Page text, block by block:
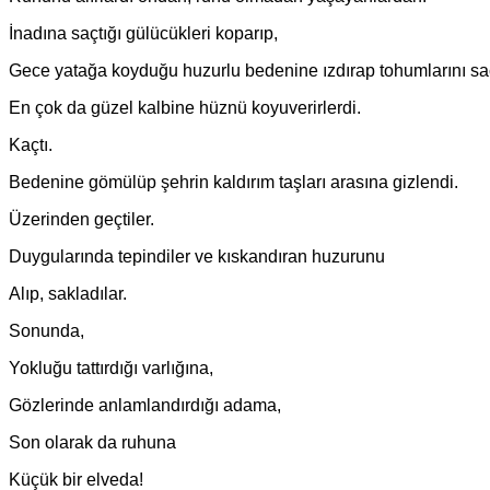
İnadına saçtığı gülücükleri koparıp,
Gece yatağa koyduğu huzurlu bedenine ızdırap tohumlarını
En çok da güzel kalbine hüznü koyuverirlerdi.
Kaçtı.
Bedenine gömülüp şehrin kaldırım taşları arasına gizlendi.
Üzerinden geçtiler.
Duygularında tepindiler ve kıskandıran huzurunu
Alıp, sakladılar.
Sonunda,
Yokluğu tattırdığı varlığına,
Gözlerinde anlamlandırdığı adama,
Son olarak da ruhuna
Küçük bir elveda!